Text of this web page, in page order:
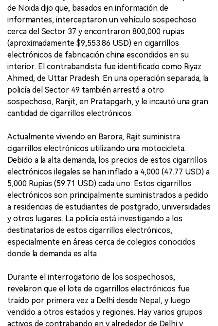
de Noida dijo que, basados en información de
informantes, interceptaron un vehículo sospechoso
cerca del Sector 37 y encontraron 800,000 rupias
(aproximadamente $9,553.86 USD) en cigarrillos
electrónicos de fabricación china escondidos en su
interior. El contrabandista fue identificado como Riyaz
Ahmed, de Uttar Pradesh. En una operación separada, la
policía del Sector 49 también arrestó a otro
sospechoso, Ranjit, en Pratapgarh, y le incautó una gran
cantidad de cigarrillos electrónicos.
Actualmente viviendo en Barora, Rajit suministra
cigarrillos electrónicos utilizando una motocicleta.
Debido a la alta demanda, los precios de estos cigarrillos
electrónicos ilegales se han inflado a 4,000 (47.77 USD) a
5,000 Rupias (59.71 USD) cada uno. Estos cigarrillos
electrónicos son principalmente suministrados a pedido
a residencias de estudiantes de postgrado, universidades
y otros lugares. La policía está investigando a los
destinatarios de estos cigarrillos electrónicos,
especialmente en áreas cerca de colegios conocidos
donde la demanda es alta.
Durante el interrogatorio de los sospechosos,
revelaron que el lote de cigarrillos electrónicos fue
traído por primera vez a Delhi desde Nepal, y luego
vendido a otros estados y regiones. Hay varios grupos
activos de contrabando en y alrededor de Delhi y